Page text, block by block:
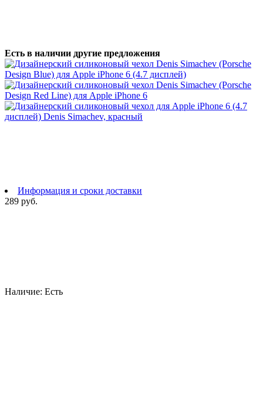
Есть в наличии другие предложения
Информация и сроки доставки
289 руб.
Наличие: Есть